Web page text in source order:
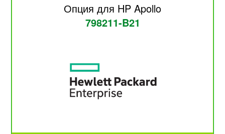
Опция для HP Apollo
798211-B21